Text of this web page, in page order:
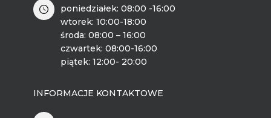
poniedziałek: 08:00 -16:00
wtorek: 10:00-18:00
środa: 08:00 – 16:00
czwartek: 08:00-16:00
piątek: 12:00- 20:00
INFORMACJE KONTAKTOWE